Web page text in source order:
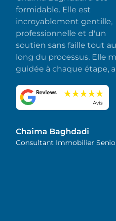
formidable. Elle est
incroyablement gentille,
professionnelle et d'un
soutien sans faille tout au
long du processus. Elle
guidée à chaque étape, a
toutes mes questions et a
fait en sorte que tout se
stress. J'apprécie
sincèrement son
Avis
Chaima Baghdadi
Consultant Immobilier